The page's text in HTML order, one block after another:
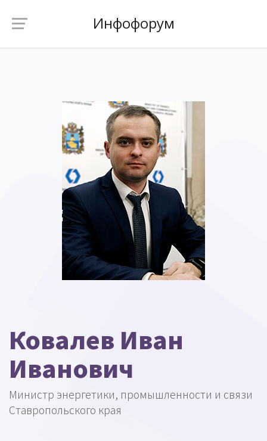
Инфофорум
Ковалев Иван
Иванович
Министр энергетики, промышленности и связи
Ставропольского края